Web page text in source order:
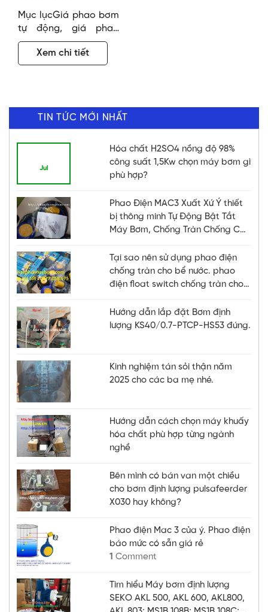
switch chống tràn
cho bể nước, bồn
Mục lụcGiá phao bơm
tự động, giá phao
điện, giá phao điện
chống tràn. Phao bơm
chống tràn, phao
sao nên sử dụng phao
điện chống tràn cho
giờ bật máy bơm nước
rồi quên tắt chưa? Nếu
có, chắc hẳn bạn đã…
Xem chi tiết
TIN TỨC MỚI NHẤT
Jul
Hóa chất H2SO4 nồng độ 98%
công suất 1,5Kw chọn máy bơm gì
phù hợp?
Phao Điện MAC3 Xuất Xứ Ý thiết
bị thông minh Tự Động Bật Tắt
Máy Bơm, Chống Tràn Chống Cạn
Tại sao nên sử dụng phao điện
chống tràn cho bể nước. phao
điện float switch chống tràn cho
Hướng dẫn lắp đặt Bơm định
lượng KS40/0.7-PTCP-HS53 đúng.
Kinh nghiệm tán sỏi thận năm
2025 cho các ba mẹ nhé.
Hướng dẫn cách chọn máy khuấy
hóa chất phù hợp từng ngành
nghề
Bên mình có bán van một chiều
cho bơm định lượng pulsafeerder
X030 hay không?
Phao điện Mac 3 của ý. Phao điện
báo mức có sẵn giá rẻ
1 Comment
Tìm hiểu Máy bơm định lượng
SEKO AKL 500, AKL 600, AKL800,